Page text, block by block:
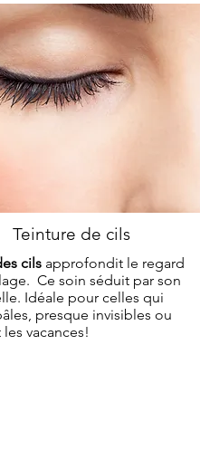
Teinture de cils
cils approfondit le regard
Ce soin séduit par son
Idéale pour celles qui
presque invisibles ou
vacances!